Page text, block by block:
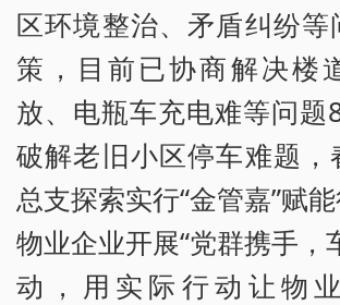
区环境整治、矛盾纠纷等
策，目前已协商解决楼
放、电瓶车充电难等问题
破解老旧小区停车难题，
总支探索实行“金管嘉”赋
物业企业开展“党群携手，
动，用实际行动让物